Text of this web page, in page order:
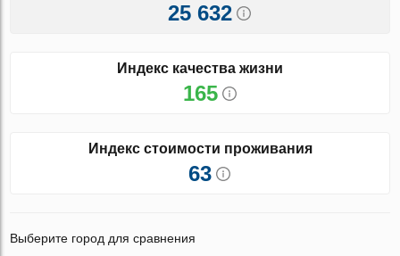
25 632
Индекс качества жизни
165
Индекс стоимости проживания
63
Выберите город для сравнения